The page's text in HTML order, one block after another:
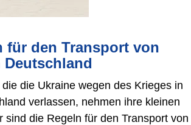
für den Transport von
Deutschland
die Ukraine wegen des Krieges in
verlassen, nehmen ihre kleinen
sind die Regeln für den Transport von